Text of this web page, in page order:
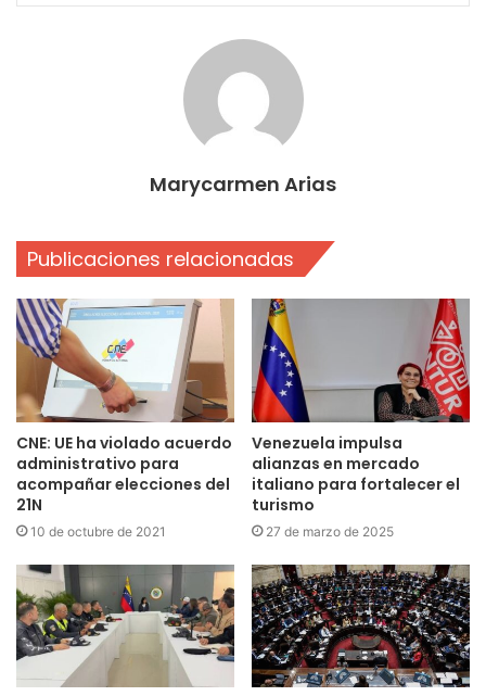
Marycarmen Arias
Publicaciones relacionadas
CNE: UE ha violado acuerdo
administrativo para
acompañar elecciones del
21N
10 de octubre de 2021
Venezuela impulsa
alianzas en mercado
italiano para fortalecer el
turismo
27 de marzo de 2025